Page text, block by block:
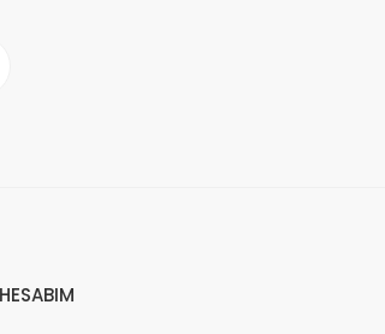
HESABIM